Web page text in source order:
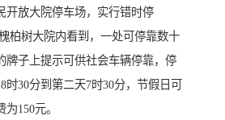
开放大院停车场，实行错时停
柏树大院内看到，一处可停靠数十
牌子上提示可供社会车辆停靠，停
时30分到第二天7时30分，节假日可
150元。